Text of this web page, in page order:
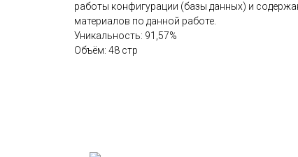
работы конфигурации (базы данных) и
материалов по данной работе.
Уникальность: 91,57%
Объём: 48 стр